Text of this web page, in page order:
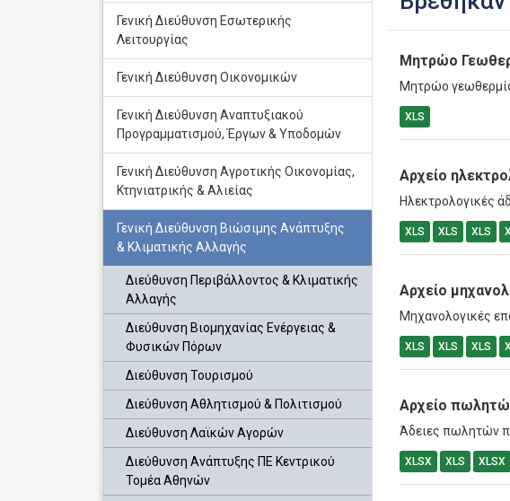
Γενική Διεύθυνση Εσωτερικής
Λειτουργίας
Γενική Διεύθυνση Οικονομικών
Γενική Διεύθυνση Αναπτυξιακού
Προγραμματισμού, Έργων & Υποδομών
Γενική Διεύθυνση Αγροτικής Οικονομίας,
Κτηνιατρικής & Αλιείας
Γενική Διεύθυνση Βιώσιμης Ανάπτυξης
& Κλιματικής Αλλαγής
Διεύθυνση Περιβάλλοντος & Κλιματικής
Αλλαγής
Διεύθυνση Βιομηχανίας Ενέργειας &
Φυσικών Πόρων
Διεύθυνση Τουρισμού
Διεύθυνση Αθλητισμού & Πολιτισμού
Διεύθυνση Λαϊκών Αγορών
Διεύθυνση Ανάπτυξης ΠΕ Κεντρικού
Τομέα Αθηνών
Μητρώο
Μητρώο
XLS
Αρχείο
Ηλεκτρολογικές
XLS XLS XLS
Αρχείο
Μηχανολογικές
XLS XLS XLS
Αρχείο
Άδειες πωλητών
XLSX XLS XLSX